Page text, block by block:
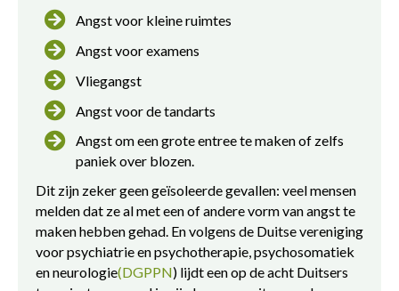
Angst voor kleine ruimtes
Angst voor examens
Vliegangst
Angst voor de tandarts
Angst om een grote entree te maken of zelfs
paniek over blozen.
Dit zijn zeker geen geïsoleerde gevallen: veel mensen
melden dat ze al met een of andere vorm van angst te
maken hebben gehad. En volgens de Duitse vereniging
voor psychiatrie en psychotherapie, psychosomatiek
en neurologie(DGPPN) lijdt een op de acht Duitsers